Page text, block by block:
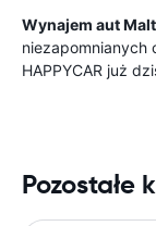
Wynajem aut
niezapomnianych
HAPPYCAR już
Pozostałe